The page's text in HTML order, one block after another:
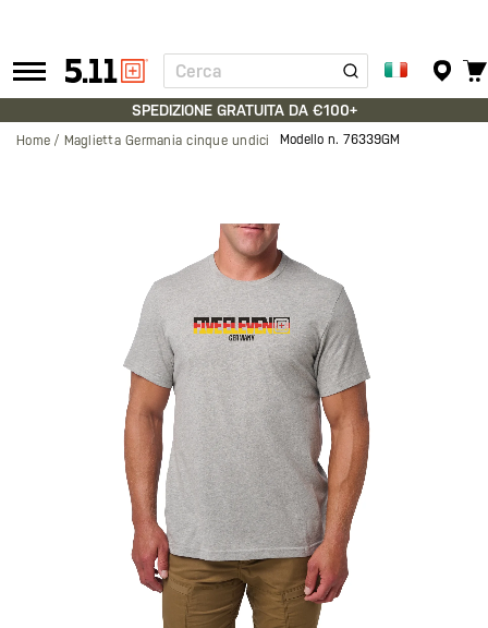
Tactical
Gear
Cerca
SPEDIZIONE GRATUITA DA €100+
Home Maglietta Germania cinque undici Modello n. 76339GM